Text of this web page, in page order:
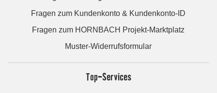
Fragen zum Kundenkonto & Kundenkonto-ID
Fragen zum HORNBACH Projekt-Marktplatz
Muster-Widerrufsformular
Top-Services